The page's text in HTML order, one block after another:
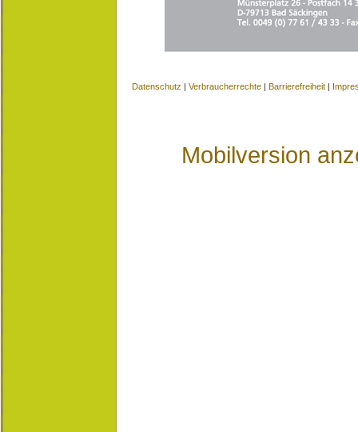
Datenschutz | Verbraucherrechte | Barrierefreiheit |
Mobilversion